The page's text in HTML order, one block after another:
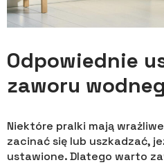
Odpowiednie
zaworu
Niektóre pralki mają
zacinać się lub uszkadzać,
ustawione. Dlatego warto